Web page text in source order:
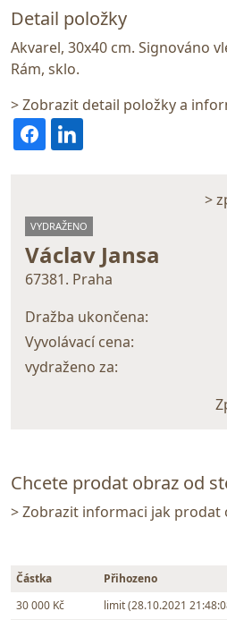
Detail položky
Akvarel, 30x40 cm. Signováno
Rám, sklo.
> Zobrazit detail položky a
>
VYDRAŽENO
Václav Jansa
67381. Praha
Dražba ukončena:
Vyvolávací cena:
vydraženo za:
Chcete prodat obraz od
> Zobrazit informaci jak prodat
Částka Přihozeno
30 000 Kč
limit (28.10.2021